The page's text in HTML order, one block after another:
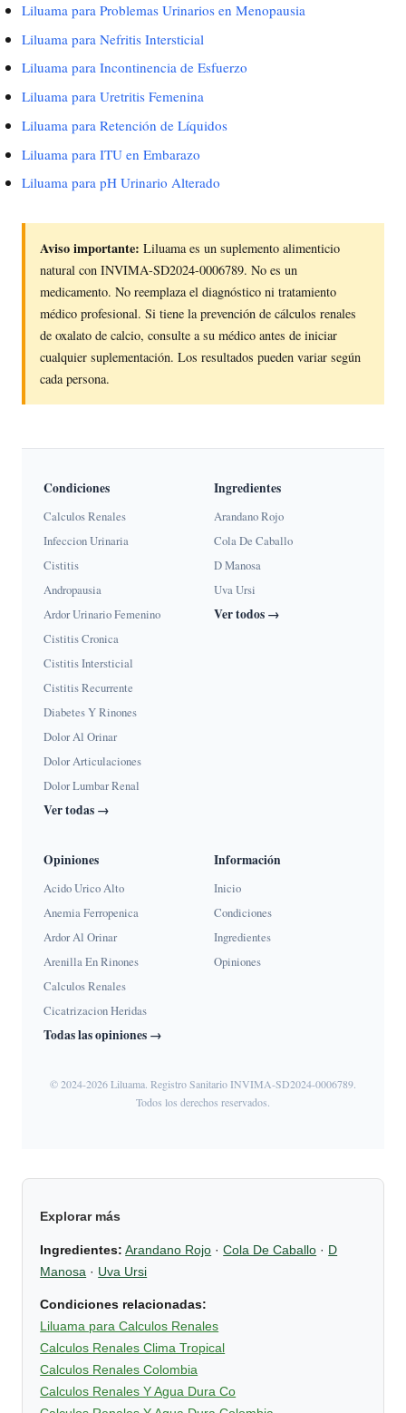
Liluama para Problemas Urinarios en Menopausia
Liluama para Nefritis Intersticial
Liluama para Incontinencia de Esfuerzo
Liluama para Uretritis Femenina
Liluama para Retención de Líquidos
Liluama para ITU en Embarazo
Liluama para pH Urinario Alterado
Aviso importante: Liluama es un suplemento alimenticio
natural con INVIMA-SD2024-0006789. No es un
medicamento. No reemplaza el diagnóstico ni tratamiento
médico profesional. Si tiene la prevención de cálculos renales
de oxalato de calcio, consulte a su médico antes de iniciar
cualquier suplementación. Los resultados pueden variar según
cada persona.
Condiciones
Calculos Renales
Infeccion Urinaria
Cistitis
Andropausia
Ardor Urinario Femenino
Cistitis Cronica
Cistitis Intersticial
Cistitis Recurrente
Diabetes Y Rinones
Dolor Al Orinar
Dolor Articulaciones
Dolor Lumbar Renal
Ver todas →
Ingredientes
Arandano Rojo
Cola De Caballo
D Manosa
Uva Ursi
Ver todos →
Opiniones
Acido Urico Alto
Anemia Ferropenica
Ardor Al Orinar
Arenilla En Rinones
Calculos Renales
Cicatrizacion Heridas
Todas las opiniones →
Información
Inicio
Condiciones
Ingredientes
Opiniones
© 2024-2026 Liluama. Registro Sanitario INVIMA-SD2024-0006789.
Todos los derechos reservados.
Explorar más
Ingredientes: Arandano Rojo ·Cola De Caballo · D
Manosa · Uva Ursi
Condiciones relacionadas:
Liluama para Calculos Renales
Calculos Renales Clima Tropical
Calculos Renales Colombia
Calculos Renales Y Agua Dura Co